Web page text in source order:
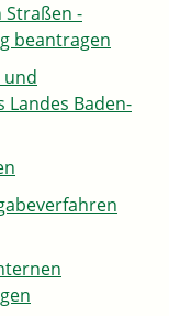
-
beantragen
und
Landes Baden-